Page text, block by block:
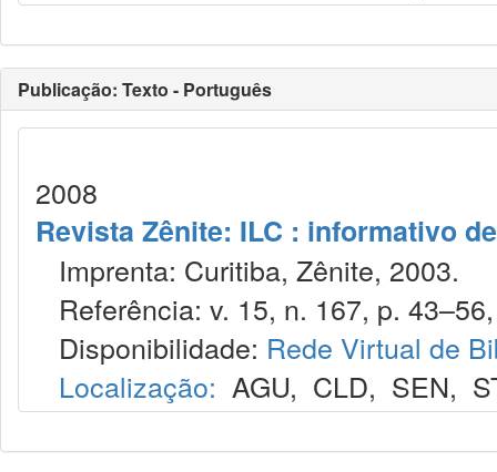
Publicação: Texto - Português
2008
Revista Zênite: ILC : informativo
Imprenta: Curitiba, Zênite, 2003.
Referência: v. 15, n. 167, p.
Disponibilidade: Rede Virtual de
Localização: AGU, CLD, SEN,